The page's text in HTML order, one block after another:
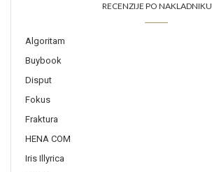
RECENZIJE PO NAKLADNIKU
Algoritam
Buybook
Disput
Fokus
Fraktura
HENA COM
Iris Illyrica